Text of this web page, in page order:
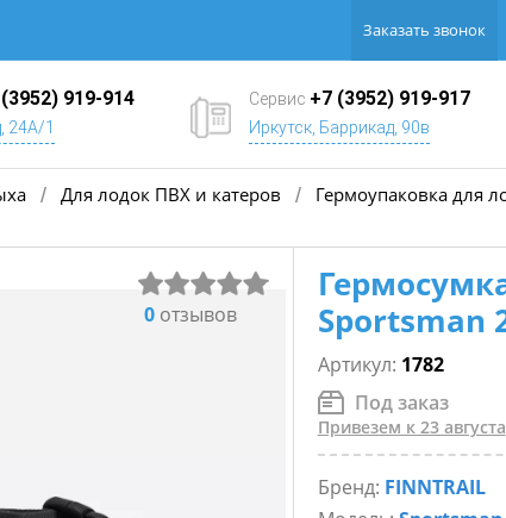
Заказать звонок
919-914
24А/1
Сервис +7 (3952) 919-917
Иркутск, Баррикад, 90в
/ Для лодок ПВХ и катеров / Гермоупаковка для
0отзывов
Sportsman
Артикул: 1782
Под заказ
Привезем к 23 августа
Бренд: FINNTRAIL